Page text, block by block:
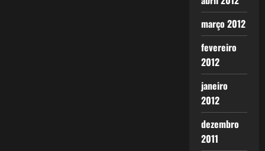
março 2012
fevereiro
2012
janeiro
2012
dezembro
2011